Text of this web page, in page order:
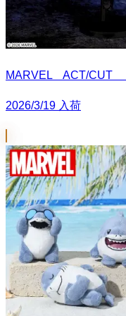
MARVEL ACT/CUT
2026/3/19 入荷